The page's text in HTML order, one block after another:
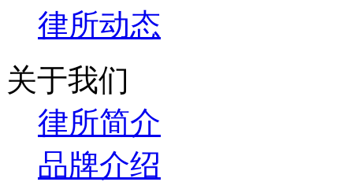
律所动态
关于我们
律所简介
品牌介绍